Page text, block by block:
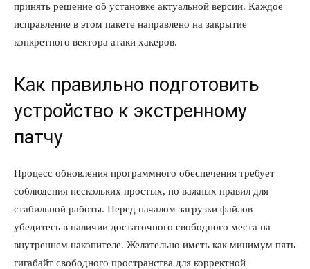
принять решение об установке актуальной версии. Каждое
исправление в этом пакете направлено на закрытие
конкретного вектора атаки хакеров.
Как правильно подготовить
устройство к экстренному
патчу
Процесс обновления программного обеспечения требует
соблюдения нескольких простых, но важных правил для
стабильной работы. Перед началом загрузки файлов
убедитесь в наличии достаточного свободного места на
внутреннем накопителе. Желательно иметь как минимум пять
гигабайт свободного пространства для корректной